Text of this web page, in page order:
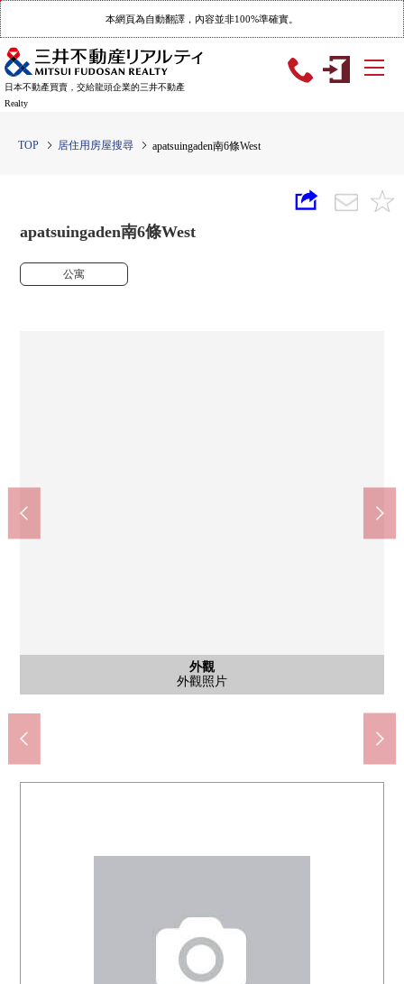
本網頁為自動翻譯，內容並非100%準確實。
日本不動產買賣，交給龍頭企業的三井不動產
Realty
TOP 居住用房屋搜尋 apatsuingaden南6條West
apatsuingaden南6條West
公寓
外觀
外觀照片
客廳
※圖片，在實際的室內照片以及戶型平面圖的基礎上，是在CG重
新顯現的"空房形象"，并且多少和實際不一樣。
客廳
※圖片，在實際的室內照片以及戶型平面圖的基礎上，是在CG重
新顯現的"空房形象"，并且多少和實際不一樣。
客廳
※圖片，在實際的室內照片以及戶型平面圖的基礎上，是在CG重
新顯現的"空房形象"，并且多少和實際不一樣。
廚房
※圖片，在實際的室內照片以及戶型平面圖的基礎上，是在CG重
新顯現的"空房形象"，并且多少和實際不一樣。
洗臉
盥洗台
公共汽車
浴室
廁所
廁所
風景
來自北側西式房間的風景
風景
來自南側陽台的風景
西式房間
※圖片，在實際的室內照片以及戶型平面圖的基礎上，是在CG重
新顯現的"空房形象"，并且多少和實際不一樣。
西式房間
※圖片，在實際的室內照片以及戶型平面圖的基礎上，是在CG重
新顯現的"空房形象"，并且多少和實際不一樣。
門口
※圖片，在實際的室內照片以及戶型平面圖的基礎上，是在CG重
新顯現的"空房形象"，并且多少和實際不一樣。
共有部分
宅配保管櫃
入口
入口
入口
入口
外觀
外觀照片
資生館小學校(約970m)
啟明中學(約2080m)
Mybasket南５條西10丁目商店(約300m)
東光商店西線6條商店(約550m)
6條TSURUHA藥品南店(約390m)
札幌南六條郵局(約140m)